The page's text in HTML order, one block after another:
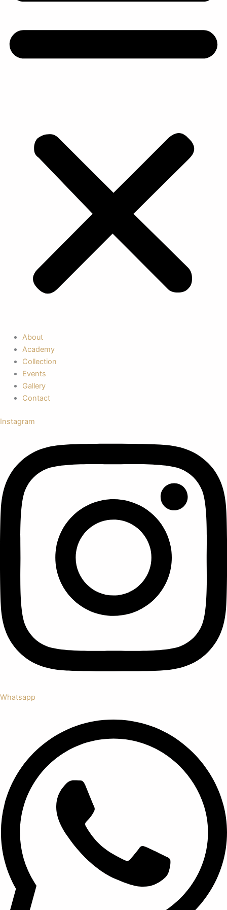
About
Academy
Collection
Events
Gallery
Contact
Instagram
Whatsapp